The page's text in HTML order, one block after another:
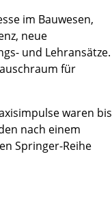
im Bauwesen,
neue
und Lehransätze.
für
waren bis
nach einem
Springer-Reihe